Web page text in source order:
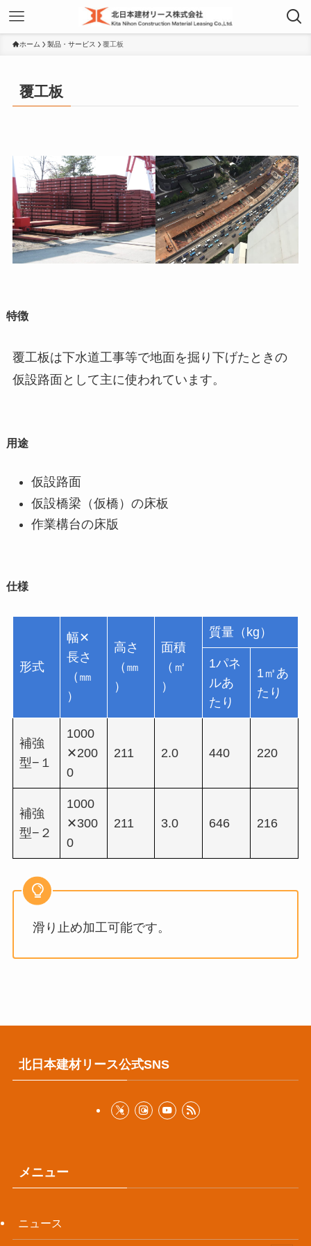
ホーム 製品・サービス 覆工板
覆工板
特徴
覆工板は下水道工事等で地面を掘り下げたときの
仮設路面として主に使われています。
用途
仮設路面
仮設橋梁（仮橋）の床板
作業構台の床版
仕様
形式
幅✕
長さ
（㎜
）
高さ
（㎜
）
面積
（㎡
）
質量（kg）
1パネ
ルあ
たり
1㎡あ
たり
補強
型−１
1000
✕200
0
211 2.0 440 220
補強
型−２
1000
✕300
0
211 3.0 646 216
滑り止め加工可能です。
北日本建材リース公式SNS
メニュー
ニュース